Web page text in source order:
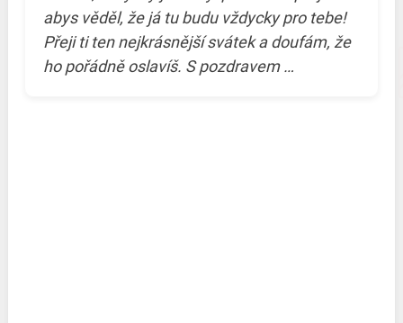
abys věděl, že já tu budu vždycky pro tebe!
Přeji ti ten nejkrásnější svátek a doufám, že
ho pořádně oslavíš. S pozdravem …